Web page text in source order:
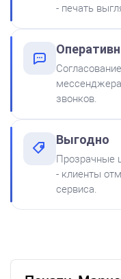
от 550
Печать ИП № Р169
Shiny
- печать
звонков.
Выгодно
Прозрачные
- клиенты
сервиса.